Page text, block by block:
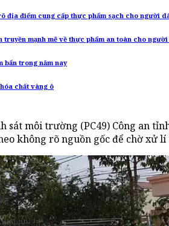
địa điểm cung cấp thực phẩm sạch cho người
truyền mạnh mẽ về thực phẩm an toàn cho
bẩn trong năm nay
chất vàng ô
sát môi trường (PC49) Công an
không rõ nguồn gốc để chờ xử